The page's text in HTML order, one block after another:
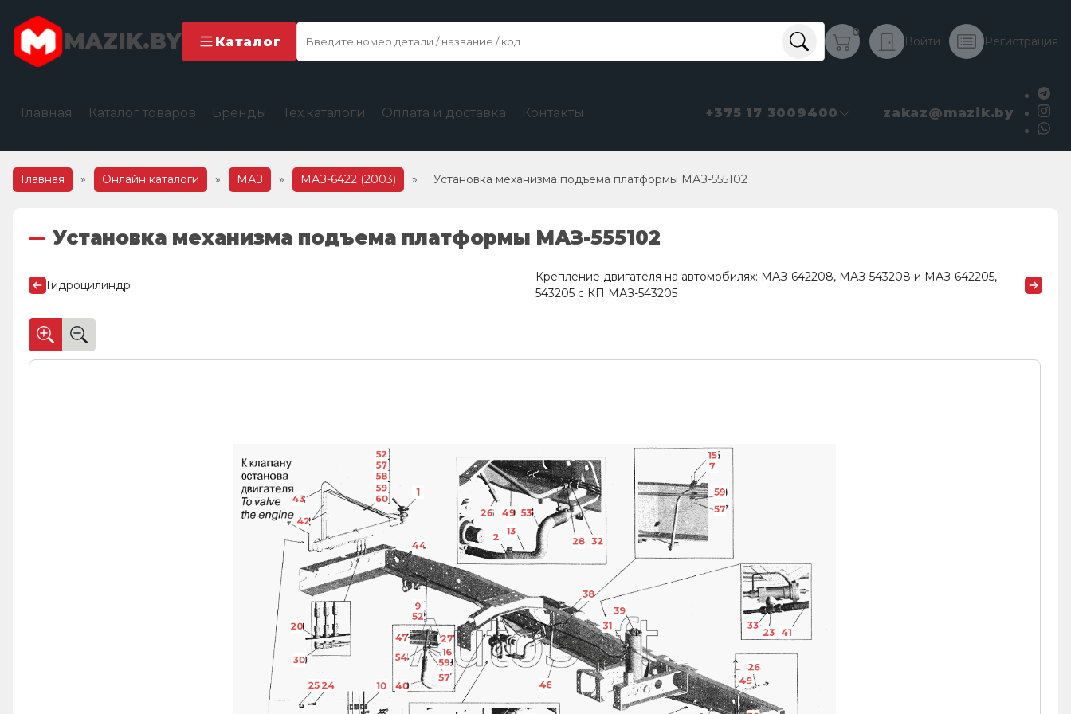
MAZIK.BY Каталог
0
Войти Регистрация
Главная Каталог товаров Бренды Тех.каталоги Оплата и доставка Контакты +375 17 3009400 zakaz@mazik.by
Главная » Онлайн каталоги » МАЗ » МАЗ-6422 (2003) » Установка механизма подъема платформы МАЗ-555102
Установка механизма подъема платформы МАЗ-555102
Гидроцилиндр
Крепление двигателя на автомобилях: МАЗ-642208, МАЗ-543208 и МАЗ-642205,
543205 с КП МАЗ-543205
31
32
33
38
39
40
41
42
43
44
30
47
48 49
49
52
52
53
54
57
57
57
58
59
59 59
60
2
7
9
10
13
15
16
1
20
23
24
25
26
26
27
28